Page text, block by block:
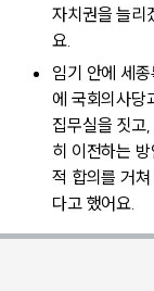
자치권을 늘리
요.
임기 안에 세종
에 국회의사당
집무실을 짓고
히 이전하는 방
적 합의를 거
다고 했어요.